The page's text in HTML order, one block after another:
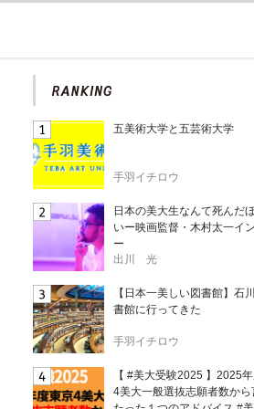
五美術大学と五芸術大学
手羽イチロウ
日本の美大生なんて死んだ
いー映画監督・木村太一イ
ー
出川 光
【日本一美しい図書館】石
書館に行ってきた
手羽イチロウ
【 #美大受験2025 】2025
4美大一般選抜志願者数から